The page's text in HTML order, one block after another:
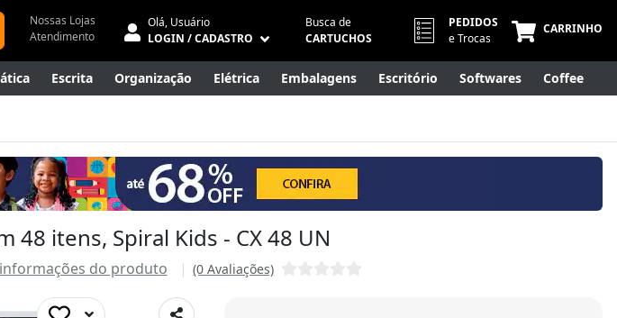
Nossas Lojas
Atendimento
Olá, Usuário
LOGIN / CADASTRO
Busca de
CARTUCHOS
PEDIDOS
e Trocas
CARRINHO
Escrita Organização Elétrica Embalagens Escritório Softwares Coffee
Outlet
itens, Spiral Kids - CX 48 UN
do produto (0 Avaliações)